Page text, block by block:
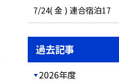
7/24( 金 ) 連合宿泊17
過去記事
2026年度